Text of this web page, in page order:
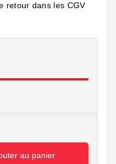
retour dans les CGV
au panier